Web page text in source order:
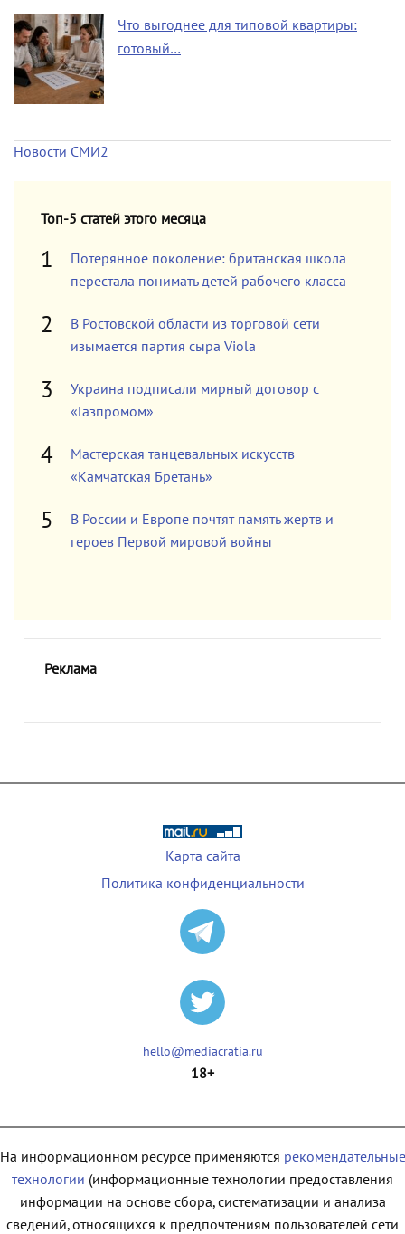
Что выгоднее для типовой квартиры:
готовый…
Новости СМИ2
Топ-5 статей этого месяца
Потерянное поколение: британская школа
перестала понимать детей рабочего класса
В Ростовской области из торговой сети
изымается партия сыра Viola
Украина подписали мирный договор с
«Газпромом»
Мастерская танцевальных искусств
«Камчатская Бретань»
В России и Европе почтят память жертв и
героев Первой мировой войны
Реклама
Карта сайта
Политика конфиденциальности
hello@mediacratia.ru
18+
На информационном ресурсе применяются рекомендательные
технологии (информационные технологии предоставления
информации на основе сбора, систематизации и анализа
сведений, относящихся к предпочтениям пользователей сети